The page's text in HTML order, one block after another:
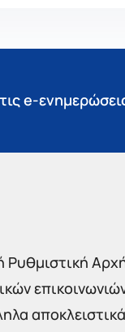
e-
Ρυθμιστική